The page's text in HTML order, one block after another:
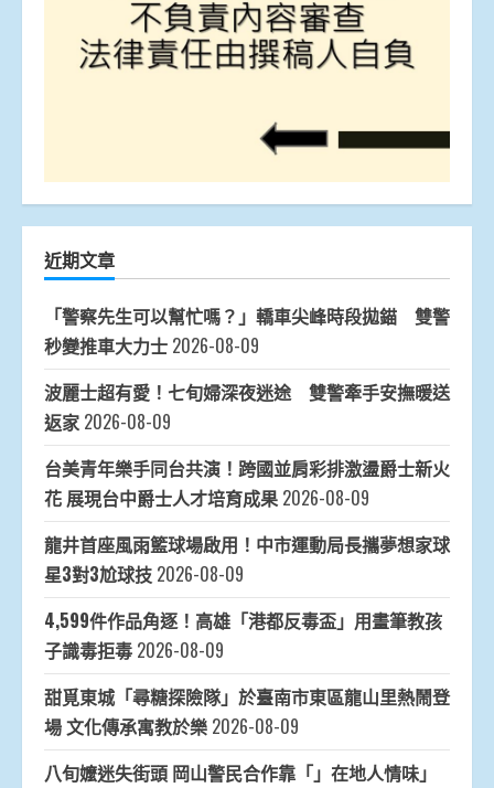
近期文章
「警察先生可以幫忙嗎？」轎車尖峰時段拋錨 雙警
秒變推車大力士 2026-08-09
波麗士超有愛！七旬婦深夜迷途 雙警牽手安撫暖送
返家 2026-08-09
台美青年樂手同台共演！跨國並肩彩排激盪爵士新火
花 展現台中爵士人才培育成果 2026-08-09
龍井首座風雨籃球場啟用！中市運動局長攜夢想家球
星3對3尬球技 2026-08-09
4,599件作品角逐！高雄「港都反毒盃」用畫筆教孩
子識毒拒毒 2026-08-09
甜覓東城「尋糖探險隊」於臺南市東區龍山里熱鬧登
場 文化傳承寓教於樂 2026-08-09
八旬嬤迷失街頭 岡山警民合作靠「」在地人情味」